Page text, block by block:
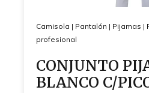
Camisola | Pantalón | Pijamas |
profesional
CONJUNTO
BLANCO C/